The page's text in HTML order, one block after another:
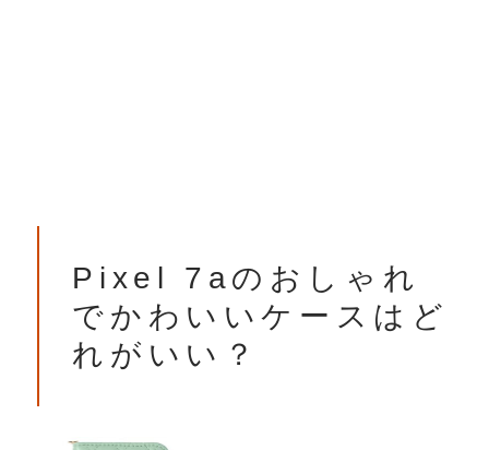
Pixel 7aのおしゃれ
でかわいいケースはど
れがいい？